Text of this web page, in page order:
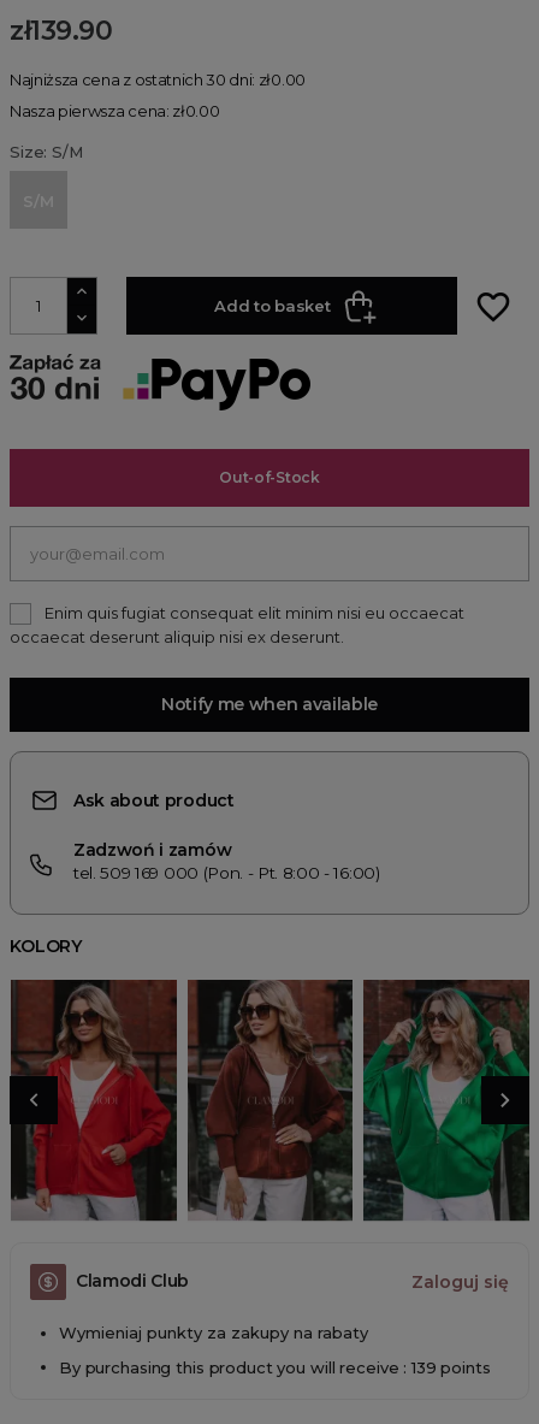
zł139.90
Najniższa cena z ostatnich 30 dni: zł0.00
Nasza pierwsza cena: zł0.00
Size: S/M
S/M
Add to basket favorite_border
Out-of-Stock
Enim quis fugiat consequat elit minim nisi eu occaecat
occaecat deserunt aliquip nisi ex deserunt.
Notify me when available
Ask about product
Zadzwoń i zamów
tel. 509 169 000 (Pon. - Pt. 8:00 - 16:00)
KOLORY
Clamodi Club Zaloguj się
Wymieniaj punkty za zakupy na rabaty
By purchasing this product you will receive : 139 points